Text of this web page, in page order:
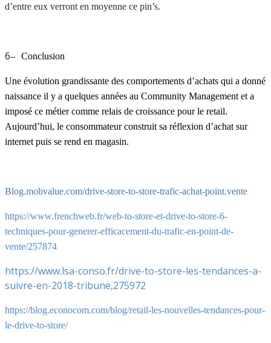
d’entre eux verront en moyenne ce pin’s.
6– Conclusion
Une évolution grandissante des comportements d’achats qui a donné
naissance il y a quelques années au Community Management et a
imposé ce métier comme relais de croissance pour le retail.
Aujourd’hui, le consommateur construit sa réflexion d’achat sur
internet puis se rend en magasin.
Blog.mobvalue.com/drive-store-to-store-trafic-achat-point.vente
https://www.frenchweb.fr/web-to-store-et-drive-to-store-6-
techniques-pour-generer-efficacement-du-trafic-en-point-de-
vente/257874
https://www.lsa-conso.fr/drive-to-store-les-tendances-a-
suivre-en-2018-tribune,275972
https://blog.econocom.com/blog/retail-les-nouvelles-tendances-pour-
le-drive-to-store/